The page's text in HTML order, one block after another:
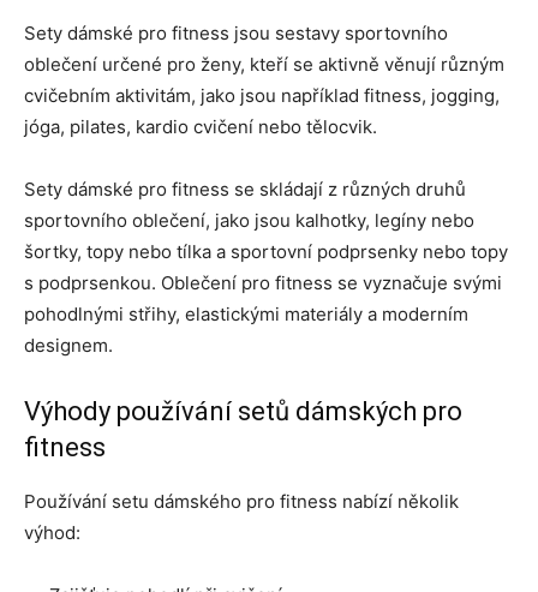
Sety dámské pro fitness jsou sestavy sportovního
oblečení určené pro ženy, kteří se aktivně věnují různým
cvičebním aktivitám, jako jsou například fitness, jogging,
jóga, pilates, kardio cvičení nebo tělocvik.
Sety dámské pro fitness se skládají z různých druhů
sportovního oblečení, jako jsou kalhotky, legíny nebo
šortky, topy nebo tílka a sportovní podprsenky nebo topy
s podprsenkou. Oblečení pro fitness se vyznačuje svými
pohodlnými střihy, elastickými materiály a moderním
designem.
Výhody používání setů dámských pro
fitness
Používání setu dámského pro fitness nabízí několik
výhod: